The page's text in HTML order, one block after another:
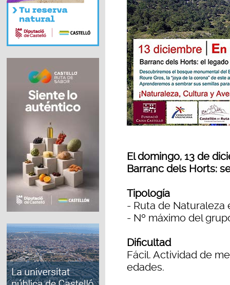
El domingo, 13 de
Barranc dels Horts:
Tipología
- Ruta de Naturaleza
- Nº máximo del
Dificultad
Fácil. Actividad de
edades.